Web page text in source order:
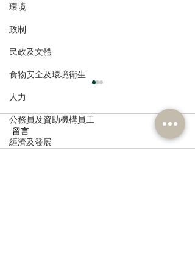
環境
政制
民政及文體
食物安全及環境衛生
人力
公務員及資助機構員工
經濟及發展
留言